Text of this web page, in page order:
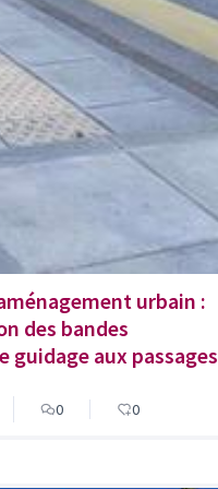
urbain :
des bandes
guidage aux passages
0 0